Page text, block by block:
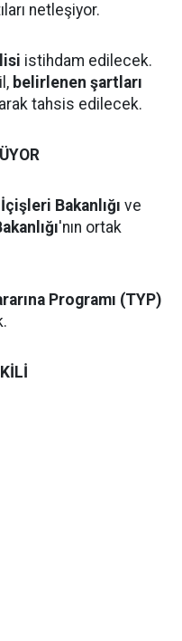
netleşiyor.
istihdam edilecek.
belirlenen şartları
tahsis edilecek.
İçişleri Bakanlığı ve
'nın ortak
Programı (TYP)